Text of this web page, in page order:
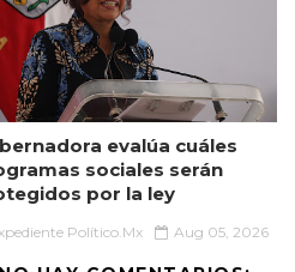
evalúa cuáles
sociales serán
por la ley
Político.Mx Aug 05, 2026